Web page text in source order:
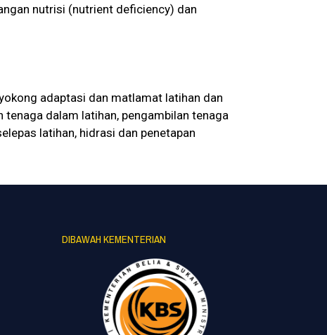
nutrisi (nutrient deficiency) dan
adaptasi dan matlamat latihan dan
dalam latihan, pengambilan tenaga
latihan, hidrasi dan penetapan
DIBAWAH KEMENTERIAN